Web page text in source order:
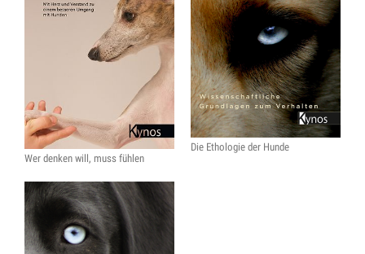
Wer denken will, muss fühlen
Die Ethologie der Hunde